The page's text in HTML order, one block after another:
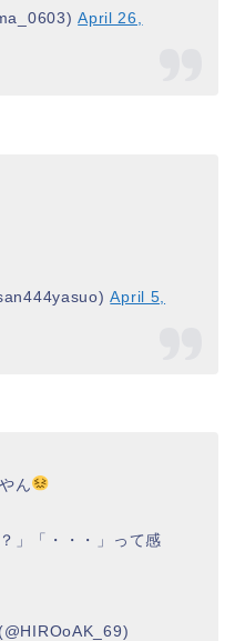
April 26,
April 5,
ん
」「・・・」って感